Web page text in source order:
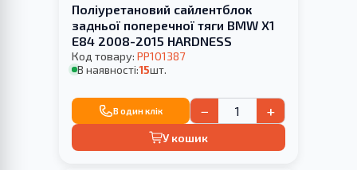
Поліуретановий сайлентблок
задньої поперечної тяги BMW X1
E84 2008-2015 HARDNESS
Код товару: PP101387
В наявності:15шт.
В один клік − +
У кошик